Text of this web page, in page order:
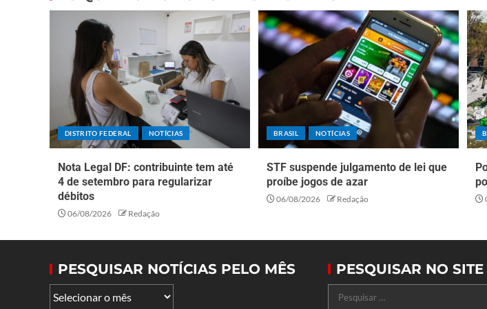
DISTRITO FEDERAL NOTÍCIAS
Nota Legal DF: contribuinte tem até
4 de setembro para regularizar
débitos
06/08/2026 Redação
BRASIL NOTÍCIAS
STF suspende julgamento de lei que
proíbe jogos de azar
06/08/2026 Redação
PESQUISAR NOTÍCIAS PELO MÊS PESQUISAR NO SITE